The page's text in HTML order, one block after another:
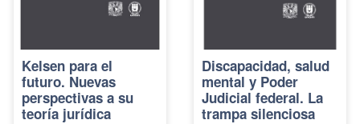
Kelsen para el
futuro. Nuevas
perspectivas a su
teoría jurídica
Discapacidad, salud
mental y Poder
Judicial federal. La
trampa silenciosa